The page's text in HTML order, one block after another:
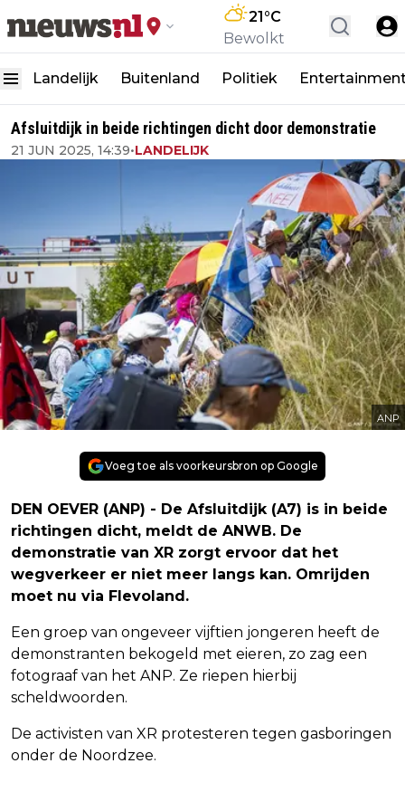
21°C
Bewolkt
Landelijk Buitenland Politiek
Afsluitdijk in beide richtingen dicht door demonstratie
21 JUN 2025, 14:39•LANDELIJK
ANP
Voeg toe als voorkeursbron op Google
DEN OEVER (ANP) - De Afsluitdijk (A7) is in beide
richtingen dicht, meldt de ANWB. De
demonstratie van XR zorgt ervoor dat het
wegverkeer er niet meer langs kan. Omrijden
moet nu via Flevoland.
Een groep van ongeveer vijftien jongeren heeft de
demonstranten bekogeld met eieren, zo zag een
fotograaf van het ANP. Ze riepen hierbij
scheldwoorden.
De activisten van XR protesteren tegen gasboringen
onder de Noordzee.